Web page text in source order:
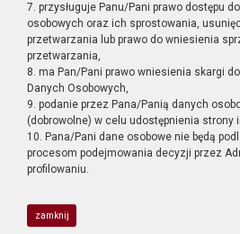
7. przysługuje Panu/Pani prawo dostępu
osobowych oraz ich sprostowania,
przetwarzania lub prawo do wniesienia
przetwarzania,
8. ma Pan/Pani prawo wniesienia skargi
Danych Osobowych,
9. podanie przez Pana/Panią danych
(dobrowolne) w celu udostępnienia strony
10. Pana/Pani dane osobowe nie będą
procesom podejmowania decyzji przez
profilowaniu.
zamknij